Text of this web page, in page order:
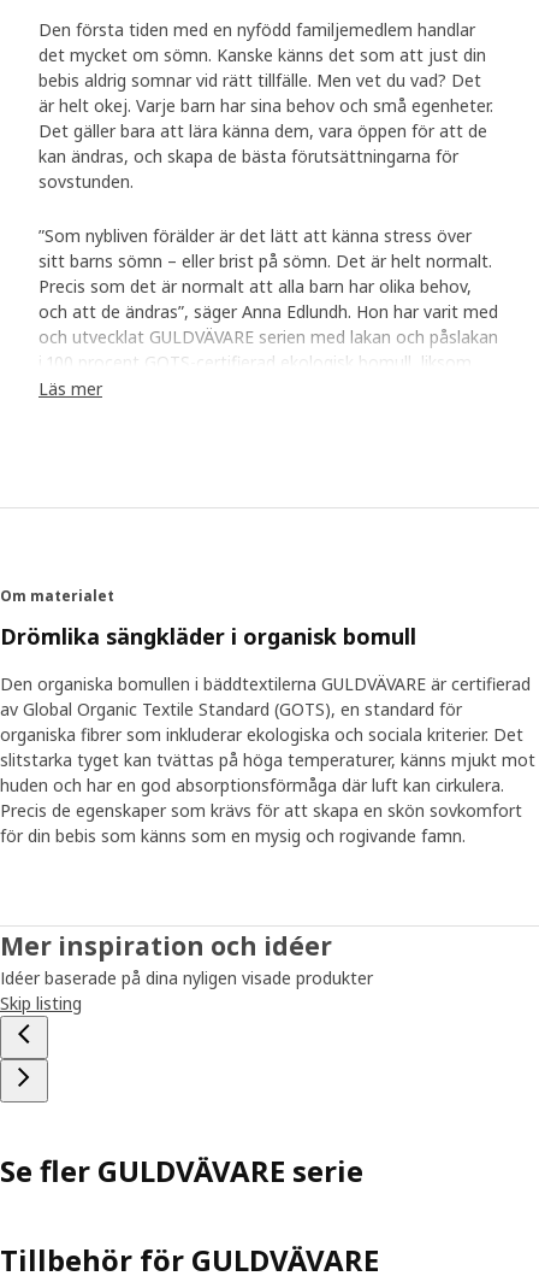
Den första tiden med en nyfödd familjemedlem handlar
det mycket om sömn. Kanske känns det som att just din
bebis aldrig somnar vid rätt tillfälle. Men vet du vad? Det
är helt okej. Varje barn har sina behov och små egenheter.
Det gäller bara att lära känna dem, vara öppen för att de
kan ändras, och skapa de bästa förutsättningarna för
sovstunden.
”Som nybliven förälder är det lätt att känna stress över
sitt barns sömn – eller brist på sömn. Det är helt normalt.
Precis som det är normalt att alla barn har olika behov,
och att de ändras”, säger Anna Edlundh. Hon har varit med
och utvecklat GULDVÄVARE serien med lakan och påslakan
i 100 procent GOTS-certifierad ekologisk bomull, liksom
mjukdjur, haklappar och flera andra produkter.
en bra start för att sova gott. Bomull är ett fantastiskt
vilsam atmosfär i sängen. För många bebisar känns det
också tryggt att ha en kramvänlig mjukleksak intill sig i
sängen. ”Att hålla i något bekant kan hjälpa till att komma
till ro och somna.”
Hitta bebisens rutiner
Andra knep som kan hjälpa sömnen på traven är att
dämpa belysningen och sänka temperaturen i rummet.
”Att hitta era egna rutiner inför vilan är också bra. Det kan
vara ett bad precis innan läggdags, eller att nynna på en
normalt. Då får man vara öppen för att justera dem lite.
”Även om sömnen skiftar kan du känna dig trygg med att
ditt barn faktiskt får den vila det behöver. Men glöm inte
bort dig själv – som förälder behöver du också vila mellan
Läs mer
Om materialet
Drömlika sängkläder i organisk bomull
Den organiska bomullen i bäddtextilerna GULDVÄVARE är certifierad
av Global Organic Textile Standard (GOTS), en standard för
organiska fibrer som inkluderar ekologiska och sociala kriterier. Det
slitstarka tyget kan tvättas på höga temperaturer, känns mjukt mot
huden och har en god absorptionsförmåga där luft kan cirkulera.
Precis de egenskaper som krävs för att skapa en skön sovkomfort
för din bebis som känns som en mysig och rogivande famn.
Mer inspiration och idéer
Idéer baserade på dina nyligen visade produkter
Skip listing
Se fler GULDVÄVARE serie
Tillbehör för GULDVÄVARE